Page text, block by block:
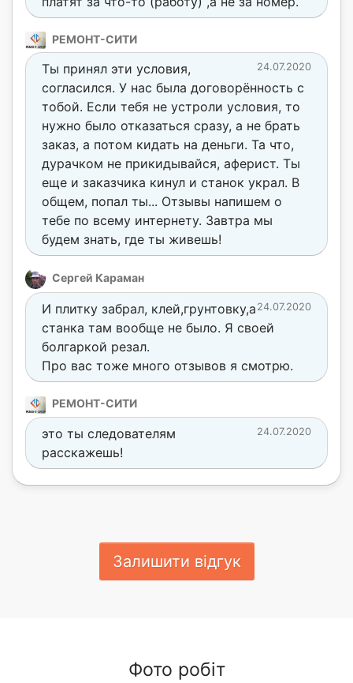
РЕМОНТ-СИТИ
24.07.2020
Ты принял эти условия,
согласился. У нас была договорённость с
тобой. Если тебя не устроли условия, то
нужно было отказаться сразу, а не брать
заказ, а потом кидать на деньги. Та что,
дурачком не прикидывайся, аферист. Ты
еще и заказчика кинул и станок украл. В
общем, попал ты... Отзывы напишем о
тебе по всему интернету. Завтра мы
будем знать, где ты живешь!
Сергей Караман
24.07.2020
И плитку забрал, клей,грунтовку,а
станка там вообще не было. Я своей
болгаркой резал.
Про вас тоже много отзывов я смотрю.
РЕМОНТ-СИТИ
24.07.2020
это ты следователям
расскажешь!
Залишити відгук
Фото робіт